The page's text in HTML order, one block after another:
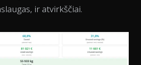
ir atvirkščiai.